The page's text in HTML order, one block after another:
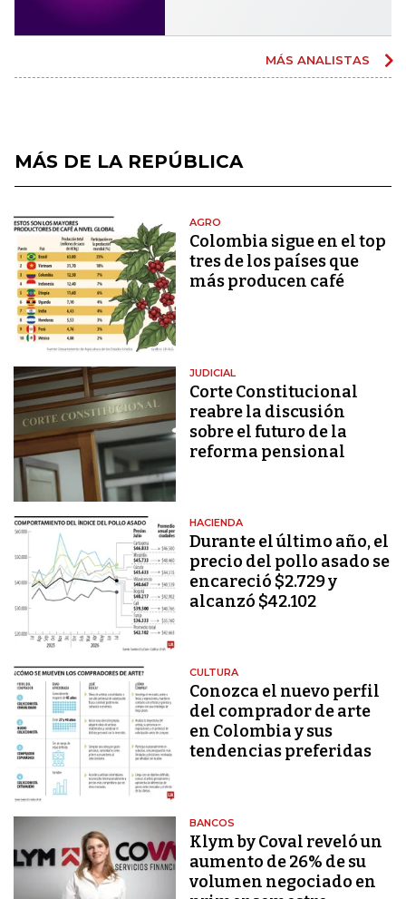
MÁS ANALISTAS
MÁS DE LA REPÚBLICA
AGRO
Colombia sigue en el top
tres de los países que
más producen café
JUDICIAL
Corte Constitucional
reabre la discusión
sobre el futuro de la
reforma pensional
HACIENDA
Durante el último año, el
precio del pollo asado se
encareció $2.729 y
alcanzó $42.102
CULTURA
Conozca el nuevo perfil
del comprador de arte
en Colombia y sus
tendencias preferidas
BANCOS
Klym by Coval reveló un
aumento de 26% de su
volumen negociado en